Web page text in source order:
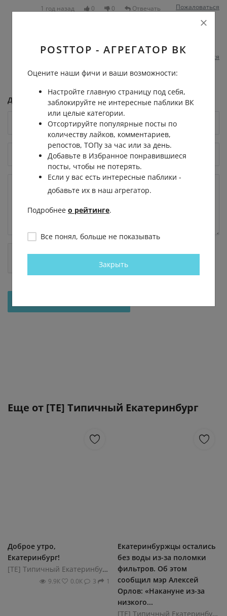
1 год назад 0 0 Отвечать Пожаловаться
Павел
, опять бот.Сгинь
Пожаловаться
Добавить комментарий
Еще от [ТЕ] Типичный Екатеринбург
Доброе утро,
Екатеринбург!
[ТЕ] Типичный Екатеринбург
9.9К 0.0К 3 1
Екатеринбуржцы остались
без воды из-за поломки
фильтров. Об этом
сообщил мэр Алексей
Орлов: «Накануне из-за
низкого...
[ТЕ] Типичный Екатеринбург
POSTTOP - АГРЕГАТОР ВК
Оцените наши фичи и ваши возможности:
Настройте главную страницу под себя,
заблокируйте не интересные паблики ВК
или целые категории.
Отсортируйте популярные посты по
количеству лайков, комментариев,
репостов, ТОПу за час или за день.
Добавьте в Избранное понравившиеся
посты, чтобы не потерять.
Если у вас есть интересные паблики -
добавьте их в наш агрегатор.
Подробнее о рейтинге.
Все понял, больше не показывать
Закрыть